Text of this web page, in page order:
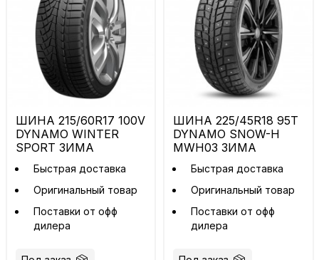
ШИНА 215/60R17 100V
DYNAMO WINTER
SPORT ЗИМА
Быстрая доставка
Оригинальный товар
Поставки от офф
дилера
ШИНА 225/45R18 95T
DYNAMO SNOW-H
MWH03 ЗИМА
Быстрая доставка
Оригинальный товар
Поставки от офф
дилера